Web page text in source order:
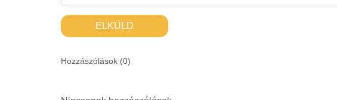
ELKÜLD
Hozzászólások (0)